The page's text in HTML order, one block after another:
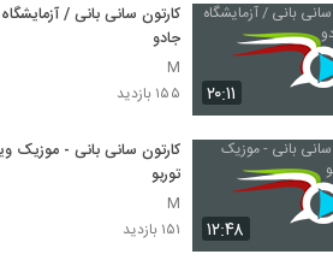
۲۰:۱۱
کارتون سانی بانی /
جادو
M
۱۵۵ بازدید
۱۲:۴۸
کارتون سانی بانی - موزیک
توربو
M
۱۵۱ بازدید